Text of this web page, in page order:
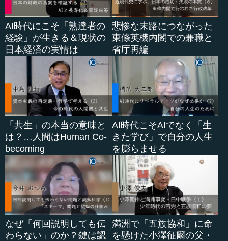
AI時代にこそ「熟達者の
経験」が生きる＆現状の
日本経済の実情は
悲惨な末路につながった
東條英機内閣での兼職と
省庁再編
「共生」の本当の意味と
は？…人間はHuman Co-
becoming
AI時代こそAIでなく「生
きた学び」で自分の人生
を膨らませる
なぜ「何回説明しても伝
わらない」のか？鍵は認
満洲で「五族協和」に命
を懸けた小澤征爾の父・